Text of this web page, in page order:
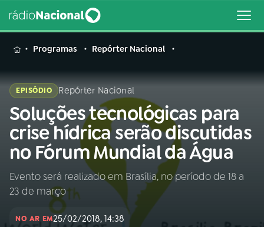
MENU
Buscar
na
Rádio
Nacional
Buscar
AO VIVO
INÍCIO
Programas Repórter Nacional
EPISÓDIO Repórter Nacional
Soluções tecnológicas para
crise hídrica serão discutidas
no Fórum Mundial da Água
Evento será realizado em Brasília, no período de 18 a
23 de março
NO AR EM25/02/2018, 14:38